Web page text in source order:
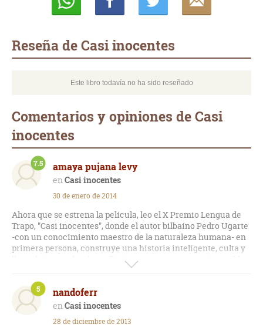
Reseña de Casi inocentes
Este libro todavía no ha sido reseñado
Comentarios y opiniones de Casi
inocentes
amaya pujana levy
Casi inocentes
7.5
30 de enero de 2014
Ahora que se estrena la película, leo el X Premio Lengua de
Trapo, "Casi inocentes", donde el autor bilbaíno Pedro Ugarte
-con un conocimiento maestro de la naturaleza humana- en
primera persona, construye una historia inteligente, culta y
llena de tan profundas reflexiones que me parece imposible
que una adaptación cinematográfica refleje la perfección del
texto. El escritor me muestra cómo un joven matrimonio
dispuesto a una felicidad sencilla y razonable, contrae una
tremenda deuda con un desconocido pendiendo su destino
de hilos muy frágiles y, a través de una narrativa muy
cuidada, elabora un paralelismo entre la responsabilidad que
nandoferr
Casi inocentes
5
28 de diciembre de 2013